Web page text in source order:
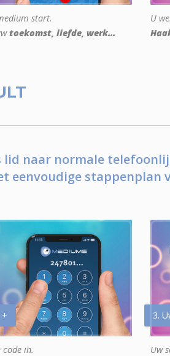
start.
toekomst, liefde, werk...
U
lid naar normale
eenvoudige stappenplan
code in.
3.
Uw